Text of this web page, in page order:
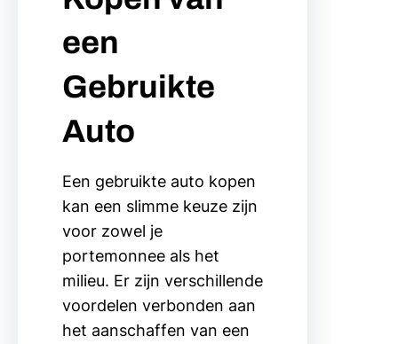
een
Gebruikte
Auto
Een gebruikte auto kopen
kan een slimme keuze zijn
voor zowel je
portemonnee als het
milieu. Er zijn verschillende
voordelen verbonden aan
het aanschaffen van een